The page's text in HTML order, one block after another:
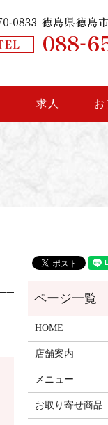
求人
HOME
店舗案内
メニュー
お取り寄せ商品